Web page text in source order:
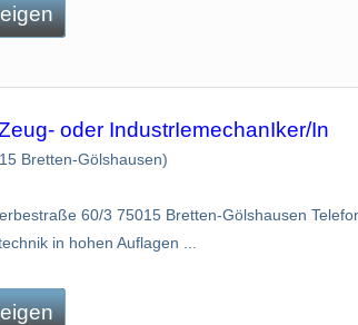
oder IndustrIemechanIker/In
Bretten-Gölshausen)
60/3 75015 Bretten-Gölshausen
in hohen Auflagen ...